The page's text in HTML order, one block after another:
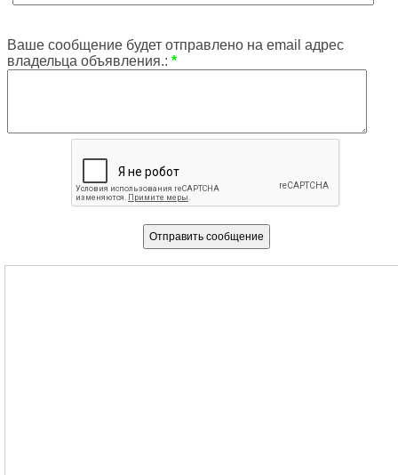
Ваше сообщение будет отправлено на email адрес
владельца объявления.: *